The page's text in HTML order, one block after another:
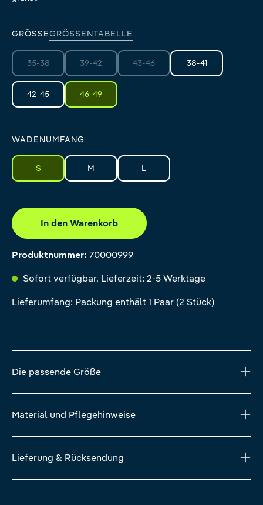
GRÖSSE GRÖSSENTABELLE
35-38(Diese Option ist zurzeit nicht verfügbar.)
39-42(Diese Option ist zurzeit nicht verfügbar.)
43-46(Diese Option ist zurzeit nicht
38-41
42-45 46-49
WADENUMFANG
S M L
In den Warenkorb
Produktnummer: 70000999
Sofort verfügbar, Lieferzeit: 2-5 Werktage
Lieferumfang: Packung enthält 1 Paar (2 Stück)
Die passende Größe
Material und Pflegehinweise
Lieferung & Rücksendung